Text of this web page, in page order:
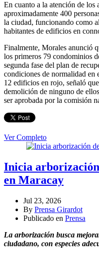
En cuanto a la atención de los
aproximadamente 400
la ciudad, funcionando como
habitantes de edificios en
Finalmente, Morales anunció
los primeros 79 condominios
segunda fase del plan de
condiciones de normalidad en
12 edificios en rojo, señaló
demolición de ninguno de
ser aprobada por la comisión
Ver Completo
Inicia
en Maracay
Jul 23, 2026
By Prensa Girardot
Publicado en Prensa
La arborización busca
ciudadano, con especies